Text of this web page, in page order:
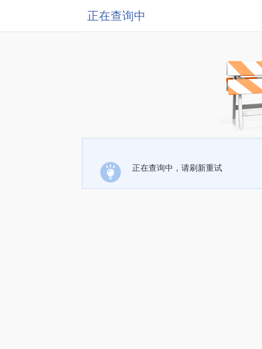
正在查询中
正在查询中，请刷新重试